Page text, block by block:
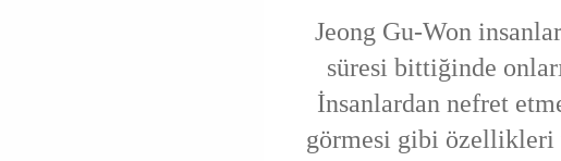
Jeong Gu-Won
süresi bittiğinde
İnsanlardan nefret
görmesi gibi özellikleri